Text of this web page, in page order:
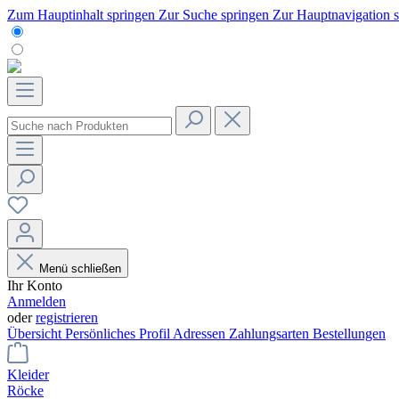
Zum Hauptinhalt springen Zur Suche springen Zur Hauptnavigation
Menü schließen
Ihr Konto
Anmelden
oderregistrieren
Übersicht Persönliches Profil Adressen Zahlungsarten Bestellungen
Kleider
Röcke